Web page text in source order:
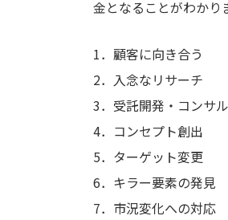
金となることがわかり
1．顧客に向き合う
2．入念なリサーチ
3．受託開発・コンサ
4．コンセプト創出
5．ターゲット変更
6．キラー要素の発見
7．市況変化への対応